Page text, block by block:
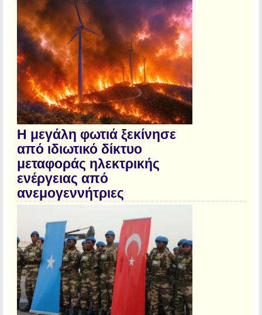
Η μεγάλη φωτιά ξεκίνησε
από ιδιωτικό δίκτυο
μεταφοράς ηλεκτρικής
ενέργειας από
ανεμογεννήτριες